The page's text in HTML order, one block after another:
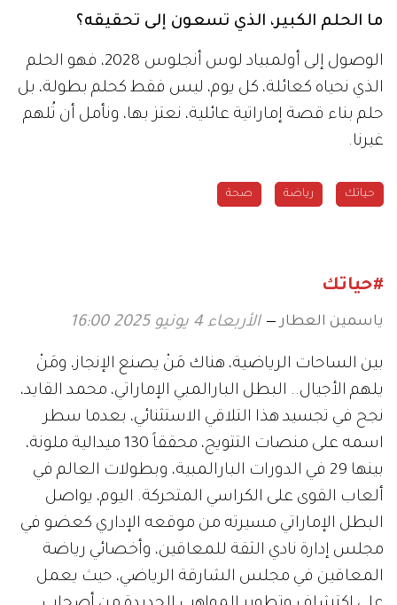
ما الحلم الكبير، الذي تسعون إلى تحقيقه؟
الوصول إلى أولمبياد لوس أنجلوس 2028، فهو الحلم
الذي نحياه كعائلة، كل يوم، ليس فقط كحلم بطولة، بل
حلم بناء قصة إماراتية عائلية، نعتز بها، ونأمل أن تُلهم
غيرنا.
حياتك رياضة صحة
#حياتك
ياسمين العطار الأربعاء 4 يونيو 2025 16:00
بين الساحات الرياضية، هناك مَنْ يصنع الإنجاز، ومَنْ
يلهم الأجيال.. البطل البارالمبي الإماراتي، محمد القايد،
نجح في تجسيد هذا التلاقي الاستثنائي، بعدما سطر
اسمه على منصات التتويج، محققاً 130 ميدالية ملونة،
بينها 29 في الدورات البارالمبية، وبطولات العالم في
ألعاب القوى على الكراسي المتحركة. اليوم، يواصل
البطل الإماراتي مسيرته من موقعه الإداري كعضو في
مجلس إدارة نادي الثقة للمعاقين، وأخصائي رياضة
المعاقين في مجلس الشارقة الرياضي، حيث يعمل